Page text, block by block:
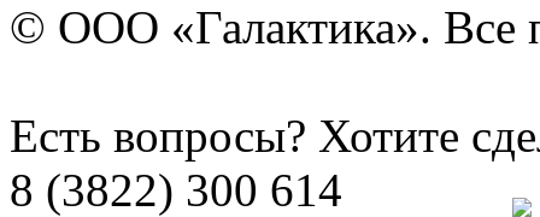
© ООО «Галактика». Все
Есть вопросы? Хотите
8 (3822) 300 614